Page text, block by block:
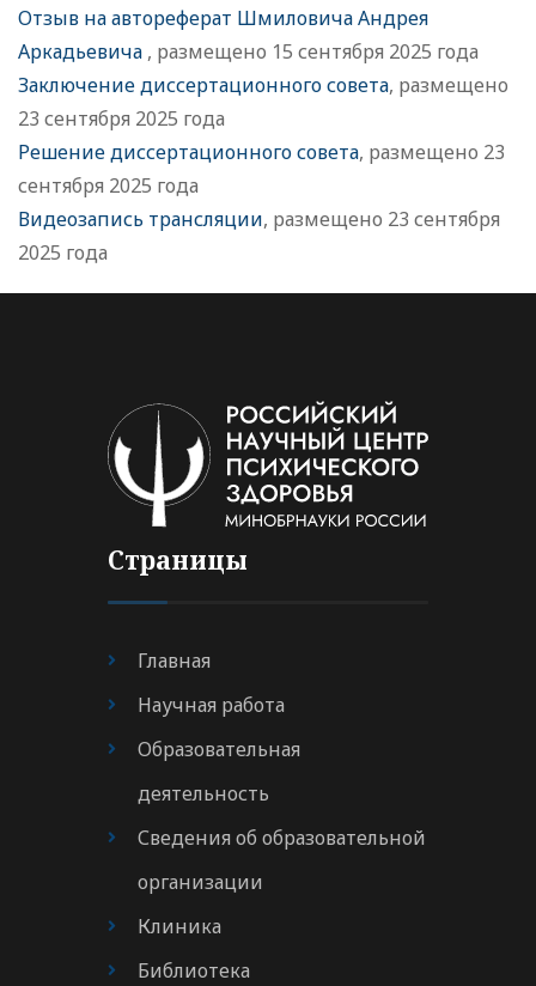
Отзыв на автореферат Шмиловича Андрея
Аркадьевича , размещено 15 сентября 2025 года
Заключение диссертационного совета, размещено
23 сентября 2025 года
Решение диссертационного совета, размещено 23
сентября 2025 года
Видеозапись трансляции, размещено 23 сентября
2025 года
Страницы
Главная
Научная работа
Образовательная
деятельность
Сведения об образовательной
организации
Клиника
Библиотека